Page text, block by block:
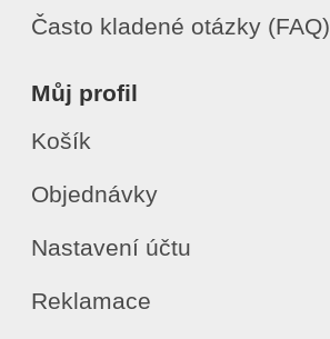
Často kladené otázky (FAQ)
Můj profil
Košík
Objednávky
Nastavení účtu
Reklamace